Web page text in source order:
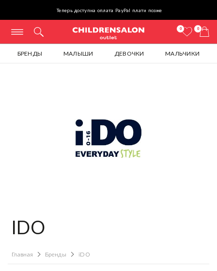
Теперь доступна оплата PayPal плати позже
0 0
БРЕНДЫ МАЛЫШИ ДЕВОЧКИ МАЛЬЧИКИ
IDO
Главная Бренды iDO